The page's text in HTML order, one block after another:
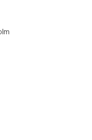
Obehandlat